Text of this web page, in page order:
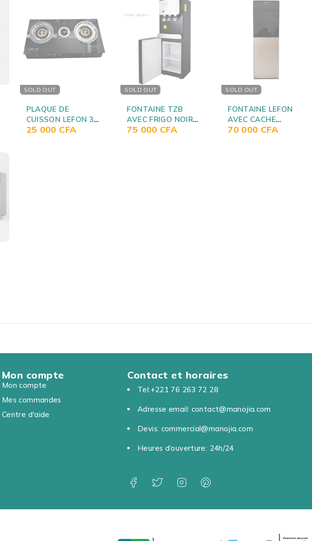
SOLD OUT
PLAQUE DE
CUISSON LEFON 3
FEUX A GAZ LFGS-
25 000 CFA
SOLD OUT
FONTAINE TZB
AVEC FRIGO NOIR
TZBWDQM2205
75 000 CFA
SOLD OUT
FONTAINE LEFON
AVEC CACHE
BOUTEILLE LEWD-
70 000 CFA
Mon compte
Mon compte
Mes commandes
Centre d'aide
Contact et horaires
Tel:+221 76 263 72 28
Adresse email: contact@manojia.com
Devis: commercial@manojia.com
Heures d’ouverture: 24h/24